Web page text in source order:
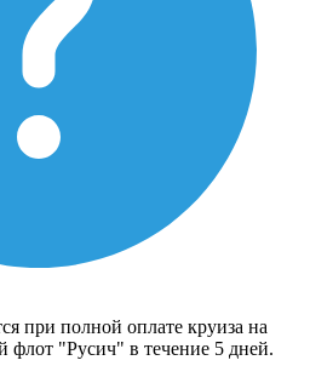
при полной оплате круиза на
флот "Русич" в течение 5 дней.